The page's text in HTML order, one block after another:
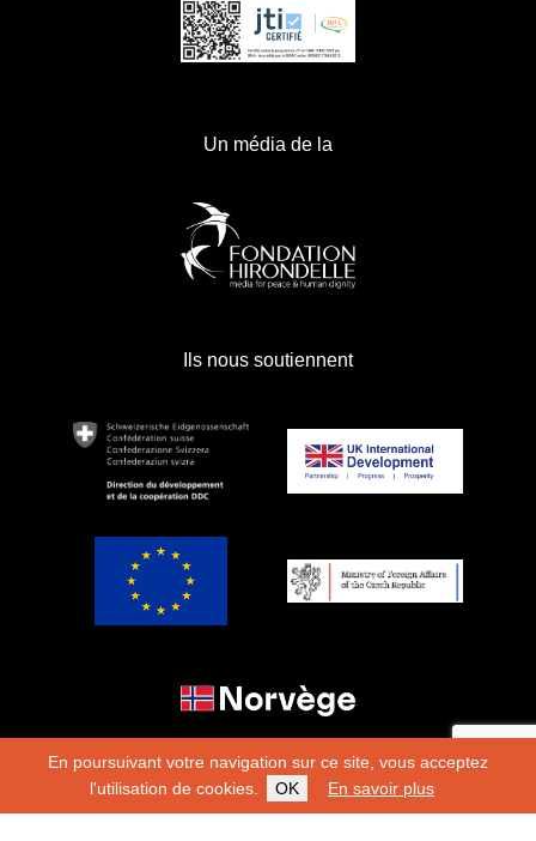
En poursuivant votre navigation sur ce site, vous acceptez
l'utilisation de cookies.
OK En savoir plus
Un média de la
Ils nous soutiennent